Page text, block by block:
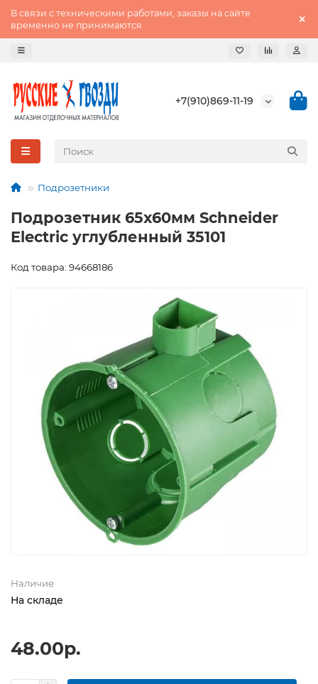
В связи с техническими работами, заказы на сайте
временно не принимаются
+7(910)869-11-19
Подрозетники
Подрозетник 65х60мм Schneider
Electric углубленный 35101
Код товара: 94668186
Наличие
На складе
48.00р.